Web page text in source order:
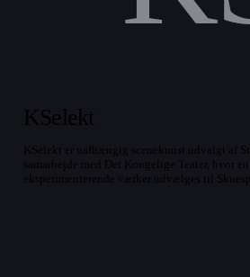
KSelekt
KSelekt er uafhængig scenekunst udvalgt af
samarbejde med Det Kongelige Teater, hvor
eksperimenterende værker udvælges til